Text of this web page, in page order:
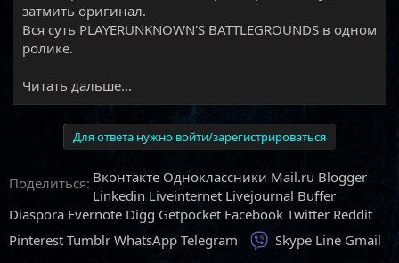
затмить оригинал.
Вся суть PLAYERUNKNOWN'S BATTLEGROUNDS в одном
ролике.​
Читать дальше...
Для ответа нужно войти/зарегистрироваться
Поделиться: Вконтакте Одноклассники Mail.ru Blogger
Linkedin Liveinternet Livejournal Buffer
Diaspora Evernote Digg Getpocket Facebook Twitter Reddit
Pinterest Tumblr WhatsApp Telegram Viber
Skype Line Gmail